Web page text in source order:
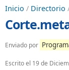
Inicio / Directorio
Enviado por
Escrito el 19 de